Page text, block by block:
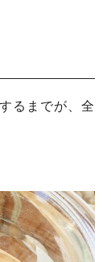
るまでが、全